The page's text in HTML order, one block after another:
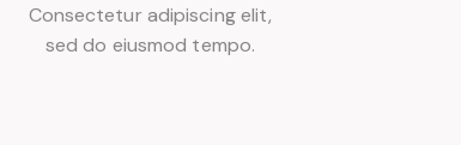
Consectetur adipiscing elit,
sed do eiusmod tempo.